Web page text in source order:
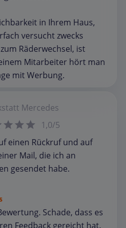
in Ihrem Haus,
versucht zwecks
Räderwechsel, ist
Mitarbeiter hört man
mit Werbung.
Mercedes
1,0/5
einen Rückruf und auf
Mail, die ich an
gesendet habe.
Schade, dass es
Feedback gereicht hat.